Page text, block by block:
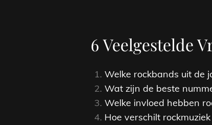
6 Veelgestelde
Welke rockbands uit de
Wat zijn de beste
Welke invloed hebben
Hoe verschilt